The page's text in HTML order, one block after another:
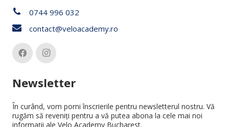
0744 996 032
contact@veloacademy.ro
Newsletter
În curând, vom porni înscrierile pentru newsletterul nostru. Vă
rugăm să reveniţi pentru a vă putea abona la cele mai noi
informaţii ale Velo Academy Bucharest.